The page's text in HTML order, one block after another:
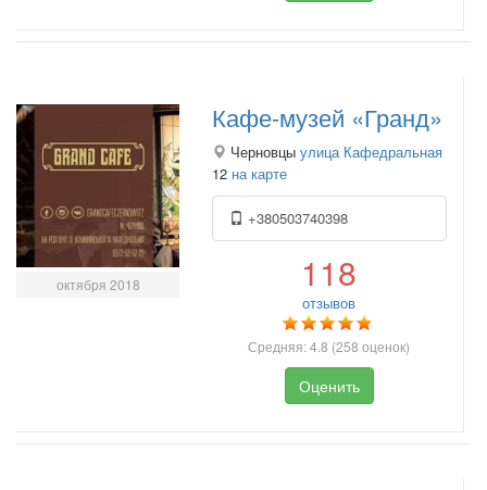
октября 2018
Кафе-музей «Гранд»
Черновцы улица Кафедральная
12 на карте
+380503740398
118
отзывов
Средняя:4.8 (258 оценок)
Оценить